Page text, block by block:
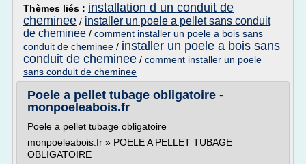
Thèmes liés : installation d un conduit de
cheminee / installer un poele a pellet sans conduit
de cheminee / comment installer un poele a bois sans
conduit de cheminee / installer un poele a bois sans
conduit de cheminee / comment installer un poele
sans conduit de cheminee
Poele a pellet tubage obligatoire -
monpoeleabois.fr
Poele a pellet tubage obligatoire
monpoeleabois.fr » POELE A PELLET TUBAGE
OBLIGATOIRE